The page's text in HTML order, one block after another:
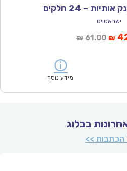
– 24 חלקים
ישראטויס
₪ 61.00 ₪
מידע נוסף
בבלוג
הכתבות >>